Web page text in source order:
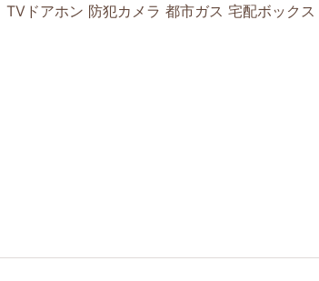
TVドアホン 防犯カメラ 都市ガス 宅配ボックス